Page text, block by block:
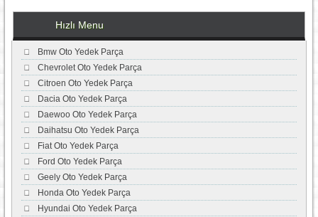
Hızlı Menu
Bmw Oto Yedek Parça
Chevrolet Oto Yedek Parça
Citroen Oto Yedek Parça
Dacia Oto Yedek Parça
Daewoo Oto Yedek Parça
Daihatsu Oto Yedek Parça
Fiat Oto Yedek Parça
Ford Oto Yedek Parça
Geely Oto Yedek Parça
Honda Oto Yedek Parça
Hyundai Oto Yedek Parça